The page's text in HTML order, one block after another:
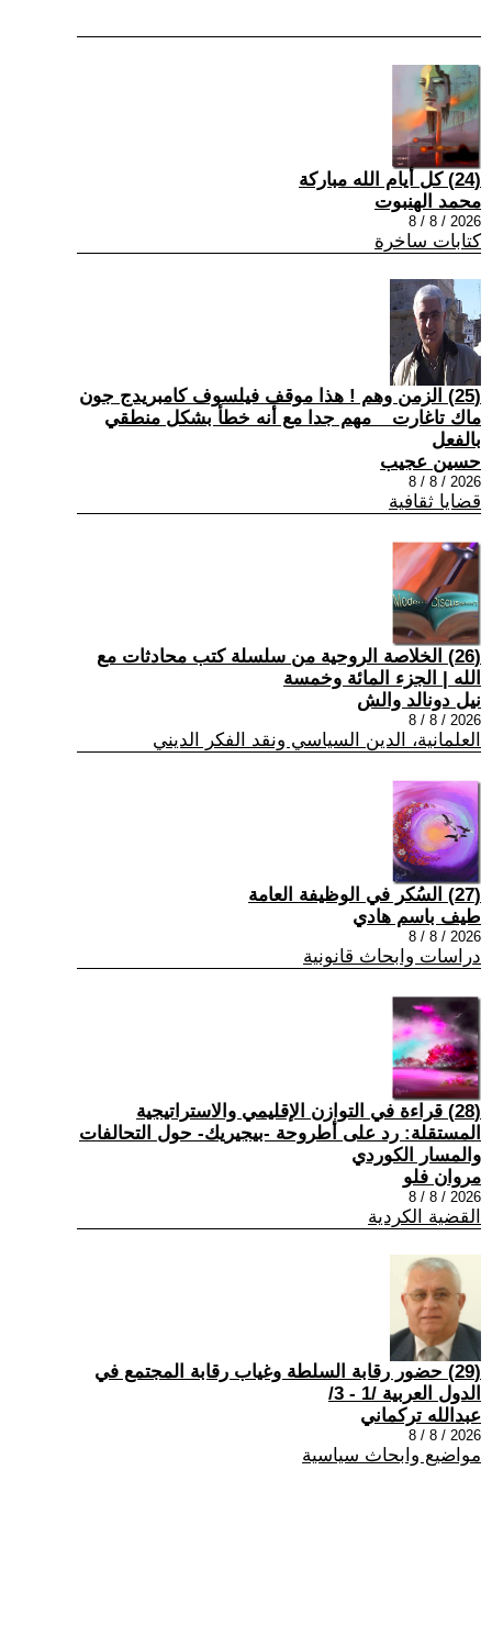
(24) كل أيام الله مباركة
محمد الهنبوت
2026 / 8 / 8
كتابات ساخرة
(25) الزمن وهم ! هذا موقف فيلسوف كامبريدج جون
ماك تاغارت _ مهم جدا مع أنه خطأ بشكل منطقي
بالفعل
حسين عجيب
2026 / 8 / 8
قضايا ثقافية
(26) الخلاصة الروحية من سلسلة كتب محادثات مع
الله | الجزء المائة وخمسة
نيل دونالد والش
2026 / 8 / 8
العلمانية، الدين السياسي ونقد الفكر الديني
(27) السُكر في الوظيفة العامة
طيف باسم هادي
2026 / 8 / 8
دراسات وابحاث قانونية
(28) قراءة في التوازن الإقليمي والاستراتيجية
المستقلة: رد على أطروحة -بيجيريك- حول التحالفات
والمسار الكوردي
مروان فلو
2026 / 8 / 8
القضية الكردية
(29) حضور رقابة السلطة وغياب رقابة المجتمع في
الدول العربية /1 - 3/
عبدالله تركماني
2026 / 8 / 8
مواضيع وابحاث سياسية